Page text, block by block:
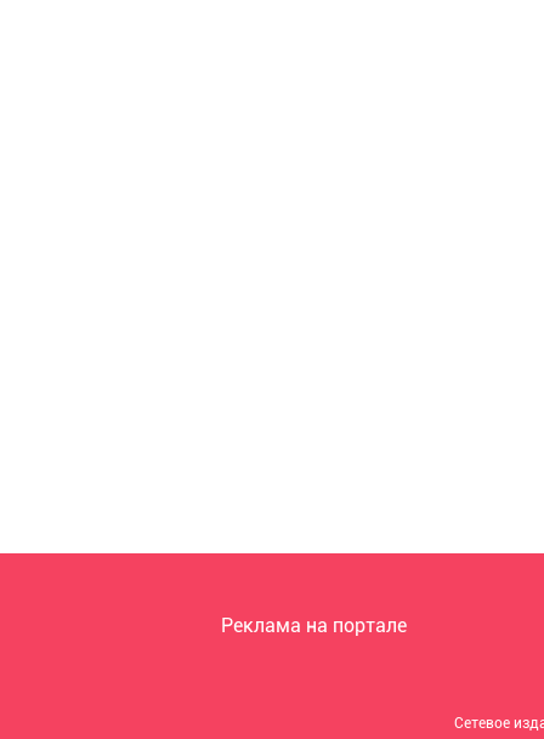
Реклама на портале
Сетевое